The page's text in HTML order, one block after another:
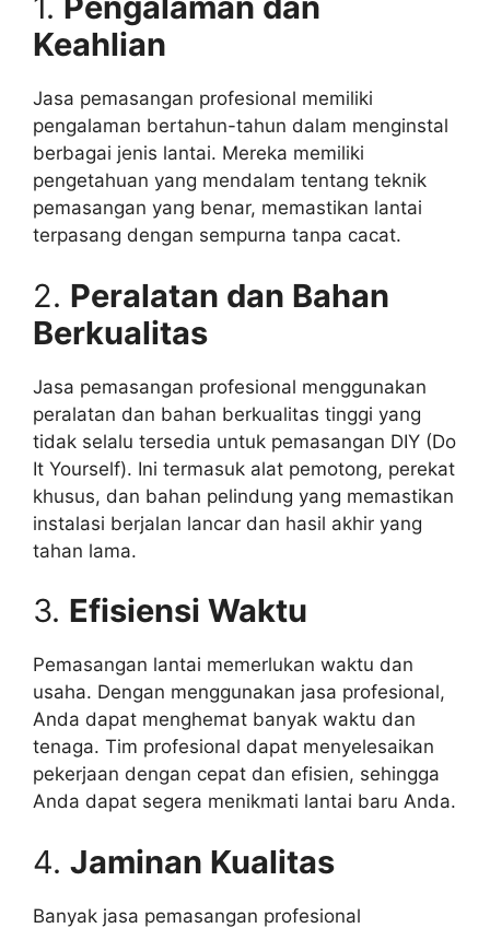
Keahlian
Jasa pemasangan profesional memiliki
pengalaman bertahun-tahun dalam menginstal
berbagai jenis lantai. Mereka memiliki
pengetahuan yang mendalam tentang teknik
pemasangan yang benar, memastikan lantai
terpasang dengan sempurna tanpa cacat.
2. Peralatan dan Bahan
Berkualitas
Jasa pemasangan profesional menggunakan
peralatan dan bahan berkualitas tinggi yang
tidak selalu tersedia untuk pemasangan DIY (Do
It Yourself). Ini termasuk alat pemotong, perekat
khusus, dan bahan pelindung yang memastikan
instalasi berjalan lancar dan hasil akhir yang
tahan lama.
3. Efisiensi Waktu
Pemasangan lantai memerlukan waktu dan
usaha. Dengan menggunakan jasa profesional,
Anda dapat menghemat banyak waktu dan
tenaga. Tim profesional dapat menyelesaikan
pekerjaan dengan cepat dan efisien, sehingga
Anda dapat segera menikmati lantai baru Anda.
4. Jaminan Kualitas
Banyak jasa pemasangan profesional